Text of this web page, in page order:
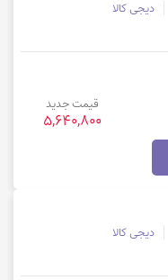
دیجی کالا
قیمت جدید
5,640,800
دیجی کالا